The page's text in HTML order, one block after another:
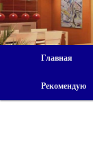
Главная
Рекомендую